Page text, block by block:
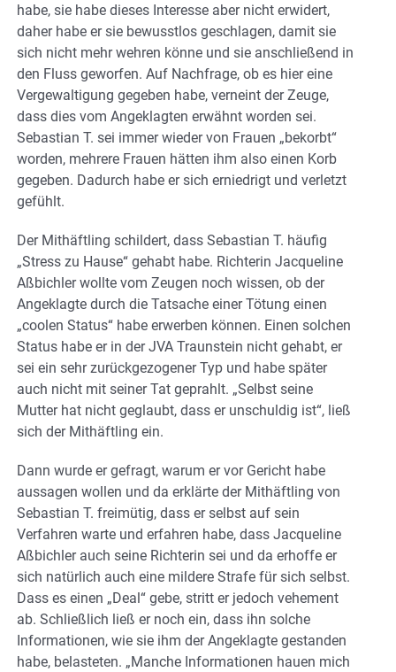
habe, sie habe dieses Interesse aber nicht erwidert,
daher habe er sie bewusstlos geschlagen, damit sie
sich nicht mehr wehren könne und sie anschließend in
den Fluss geworfen. Auf Nachfrage, ob es hier eine
Vergewaltigung gegeben habe, verneint der Zeuge,
dass dies vom Angeklagten erwähnt worden sei.
Sebastian T. sei immer wieder von Frauen „bekorbt“
worden, mehrere Frauen hätten ihm also einen Korb
gegeben. Dadurch habe er sich erniedrigt und verletzt
gefühlt.
Der Mithäftling schildert, dass Sebastian T. häufig
„Stress zu Hause“ gehabt habe. Richterin Jacqueline
Aßbichler wollte vom Zeugen noch wissen, ob der
Angeklagte durch die Tatsache einer Tötung einen
„coolen Status“ habe erwerben können. Einen solchen
Status habe er in der JVA Traunstein nicht gehabt, er
sei ein sehr zurückgezogener Typ und habe später
auch nicht mit seiner Tat geprahlt. „Selbst seine
Mutter hat nicht geglaubt, dass er unschuldig ist“, ließ
sich der Mithäftling ein.
Dann wurde er gefragt, warum er vor Gericht habe
aussagen wollen und da erklärte der Mithäftling von
Sebastian T. freimütig, dass er selbst auf sein
Verfahren warte und erfahren habe, dass Jacqueline
Aßbichler auch seine Richterin sei und da erhoffe er
sich natürlich auch eine mildere Strafe für sich selbst.
Dass es einen „Deal“ gebe, stritt er jedoch vehement
ab. Schließlich ließ er noch ein, dass ihn solche
Informationen, wie sie ihm der Angeklagte gestanden
habe, belasteten. „Manche Informationen hauen mich